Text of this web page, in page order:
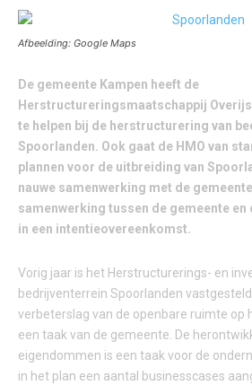
Afbeelding: Google Maps
De gemeente Kampen heeft de
Herstructureringsmaatschappij
te helpen bij de herstructurering van
Spoorlanden. Ook gaat de HMO van
plannen voor de uitbreiding van
nauwe samenwerking met de
samenwerking tussen de gemeente en
in een intentieovereenkomst.
Vorig jaar is het Herstructurerings- en
bedrijventerrein Spoorlanden
verbeterslag van de openbare ruimte op
een taak van de gemeente. De
eigendommen is een taak voor de
in het plan een aantal businesscases